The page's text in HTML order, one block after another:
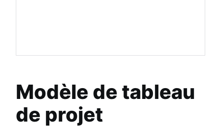
Modèle de tableau
de projet